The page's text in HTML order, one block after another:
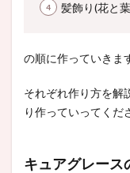
髪飾り(花と
の順に作っていきま
それぞれ作り方を解
り作っていってくだ
キュアグレース